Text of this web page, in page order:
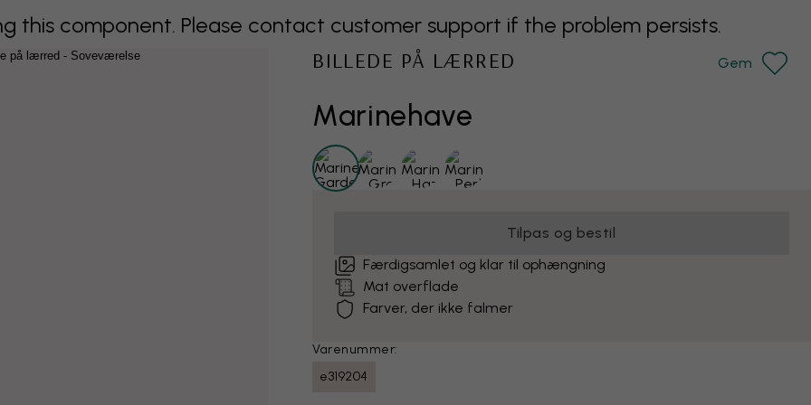
this component. Please contact customer support if the problem persists.
Marinehave
BILLEDE PÅ LÆRRED Gem
Tilpas og bestil
Færdigsamlet og klar til ophængning
Mat overflade
Farver, der ikke falmer
Varenummer:
e319204